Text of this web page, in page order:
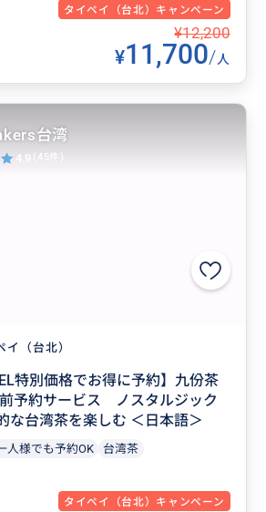
タイペイ（台北）キャンペーン
¥12,200
¥11,700/人
イ（台北）
特別価格でお得に予約】九份茶
予約サービス ノスタルジック
な台湾茶を楽しむ ＜日本語＞
人様でも予約OK 台湾茶
タイペイ（台北）キャンペーン
台湾
4.9 (45件)